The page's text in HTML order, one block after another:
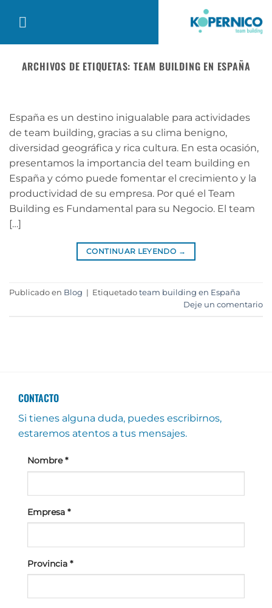
ARCHIVOS DE ETIQUETAS: TEAM BUILDING EN ESPAÑA
España es un destino inigualable para actividades
de team building, gracias a su clima benigno,
diversidad geográfica y rica cultura. En esta ocasión,
presentamos la importancia del team building en
España y cómo puede fomentar el crecimiento y la
productividad de su empresa. Por qué el Team
Building es Fundamental para su Negocio. El team
[…]
CONTINUAR LEYENDO →
Publicado en Blog | Etiquetado team building en España
Deje un comentario
CONTACTO
Si tienes alguna duda, puedes escribirnos,
estaremos atentos a tus mensajes.
Nombre*
Empresa *
Provincia *